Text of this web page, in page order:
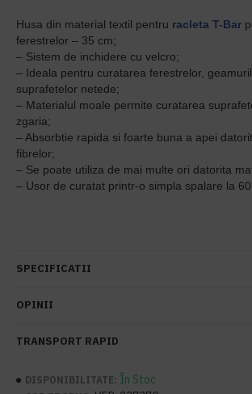
Husa din material textil pentru racleta T-Bar
ferestrelor – 35 cm;
– Sistem de inchidere cu velcro;
– Ideala pentru curatarea ferestrelor,
suprafetelor netede;
– Materialul moale permite curatarea
zgaria;
– Absorbtie rapida si foarte buna a apei
fibrelor;
– Se poate utiliza de mai multe ori datorita
– Usor de curatat printr-o simpla spalare la
SPECIFICATII
OPINII
TRANSPORT RAPID
DISPONIBILITATE: În Stoc